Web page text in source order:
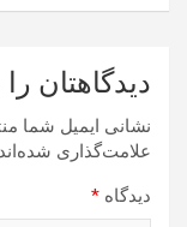
دیدگاهتان
نشانی ایمیل شما
علامت‌گذاری شده‌اند
دیدگاه *